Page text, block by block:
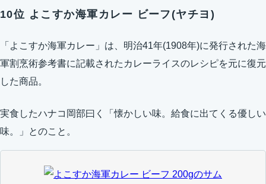
10位 よこすか海軍カレー ビーフ(ヤチヨ)
「よこすか海軍カレー」は、明治41年(1908年)に発行された海
軍割烹術参考書に記載されたカレーライスのレシピを元に復元
した商品。
実食したハナコ岡部曰く「懐かしい味。給食に出てくる優しい
味。」とのこと。